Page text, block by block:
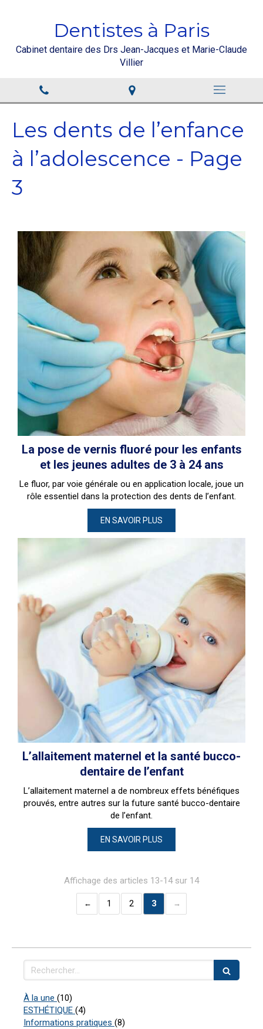
Dentistes à Paris
Cabinet dentaire des Drs Jean-Jacques et Marie-Claude
Villier
Les dents de l’enfance
à l’adolescence - Page
3
La pose de vernis fluoré pour les enfants
et les jeunes adultes de 3 à 24 ans
Le fluor, par voie générale ou en application locale, joue un
rôle essentiel dans la protection des dents de l’enfant.
EN SAVOIR PLUS
L’allaitement maternel et la santé bucco-
dentaire de l’enfant
L’allaitement maternel a de nombreux effets bénéfiques
prouvés, entre autres sur la future santé bucco-dentaire
de l’enfant.
EN SAVOIR PLUS
Affichage des articles 13-14 sur 14
1 2 3
Rechercher
À la une (10)
ESTHÉTIQUE (4)
Informations pratiques (8)